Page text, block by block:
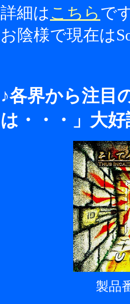
詳細は こちら で
お陰様で現在は
♪各界から注目
は・・・」大
製